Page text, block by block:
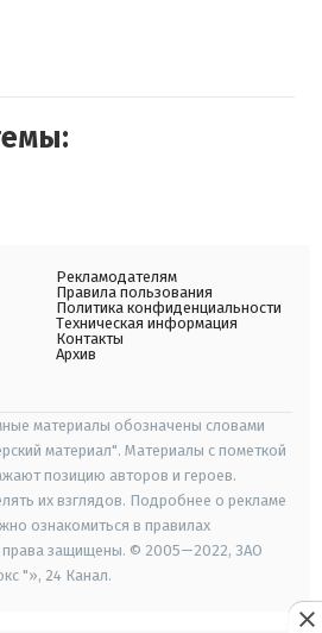
Рекламодателям
Правила пользования
Политика конфиденциальности
Техническая информация
Контакты
Архив
материалы обозначены словами
материал". Материалы с пометкой
позицию авторов и героев.
их взглядов. Подробнее о рекламе
ознакомиться в правилах
права защищены. © 2005—2022, ЗАО
"», 24 Канал.